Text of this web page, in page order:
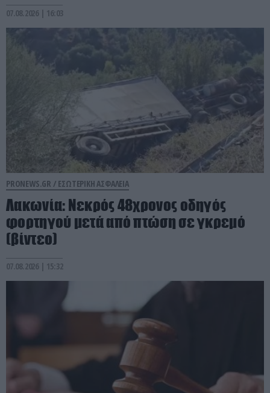
07.08.2026 | 16:03
PRONEWS.GR / ΕΣΩΤΕΡΙΚΗ ΑΣΦΑΛΕΙΑ
Λακωνία: Νεκρός 48χρονος οδηγός
φορτηγού μετά από πτώση σε γκρεμό
(βίντεο)
07.08.2026 | 15:32